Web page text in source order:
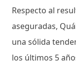
Respecto al
aseguradas,
una sólida
los últimos 5